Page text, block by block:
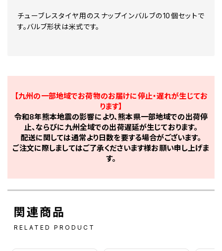
チューブレスタイヤ用のスナップインバルブの10個セットで
す。バルブ形状は米式です。
【九州の一部地域でお荷物のお届けに停止・遅れが生じてお
ります】
令和8年熊本地震の影響により、熊本県一部地域での出荷停
止、ならびに九州全域での出荷遅延が生じております。
配送に関しては通常より日数を要する場合がございます。
ご注文に際しましてはご了承くださいます様お願い申し上げま
す。
関連商品
RELATED PRODUCT